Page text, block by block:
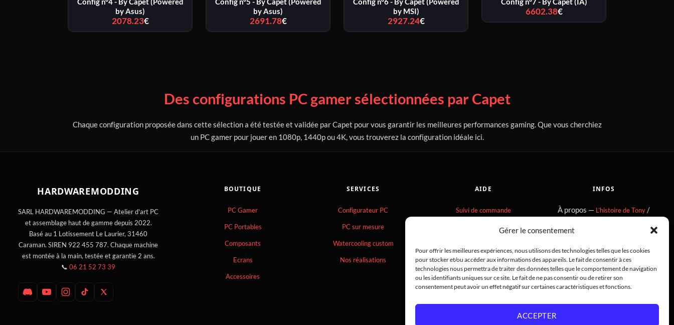
Gérer le consentement
Pour offrir les meilleures expériences, nous utilisons des technologies telles que les cookies
pour stocker et/ou accéder aux informations des appareils. Le fait de consentir à ces
technologies nous permettra de traiter des données telles que le comportement de navigation
ou les identifiants uniques sur ce site. Le fait de ne pas consentir ou de retirer son
consentement peut avoir un effet négatif sur certaines caractéristiques et fonctions.
ACCEPTER
by Asus)
2078.23€Plage
by Asus)
2691.78€Plage
by MSI)
2927.24€Plage
6602.38€Plage
Des configurations PC gamer sélectionnées par Capet
Chaque configuration proposée dans cette sélection a été testée et validée par Capet pour vous garantir les meilleures performances gaming. Que vous cherchiez
un PC gamer pour jouer en 1080p, 1440p ou 4K, vous trouverez la configuration idéale ici.
HARDWAREMODDING
SARL HARDWAREMODDING — Atelier d'art PC
et assemblage haut de gamme depuis 2022.
Basé au 1 Lotissement Le Laurier, 31460
Caraman. SIREN 922 455 787. Chaque machine
est montée à la main, testée et garantie 2 ans.
📞 06 21 52 73 39
BOUTIQUE
PC Gamer
PC Portables
Composants
Ecrans
Accessoires
SERVICES
Configurateur PC
PC sur mesure
Watercooling custom
Nos réalisations
AIDE
Suivi de commande
Retours & échanges
Contact
INFOS
À propos — L’histoire de Tony/
Politique de cookies
CGV consommateurs
CGV professionnels
Mentions légales